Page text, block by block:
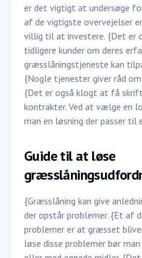
er det vigtigt at undersøge
af de vigtigste overvejelser
villig til at investere. {Det er
tidligere kunder om deres
græsslåningstjeneste kan
{Nogle tjenester giver råd
{Det er også klogt at få
kontrakter. Ved at vælge en
man en løsning der passer til
Guide til at løse
{Græsslåning kan give
der opstår problemer. {Et af
problemer er at græsset
løse disse problemer bør